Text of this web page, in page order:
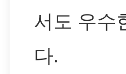
서도 우수
다.